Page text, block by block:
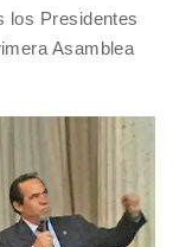
los Presidentes
Asamblea